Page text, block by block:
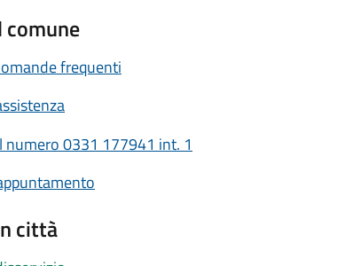
frequenti
numero 0331 177941 int. 1
città